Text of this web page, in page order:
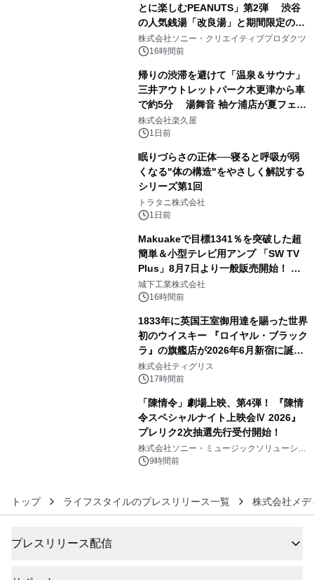
とに楽しむPEANUTS」第2弾 渋谷
の人気銭湯「改良湯」と期間限定のコ
ラボレーション サウナイキタイコラ
ボグッズも発売決定！
株式会社ソニー・クリエイティブプロダクツ
16時間前
帰りの渋滞を避けて「温泉＆サウナ」
三井アウトレットパーク木更津から車
で約5分 湯舞音 袖ケ浦店が夏フェア
メニューを提供
株式会社楽久屋
1日前
眠りづらさの正体──寝ると呼吸が弱
くなる"体の構造"をやさしく解説する
シリーズ第1回
トラタニ株式会社
1日前
Makuakeで目標1341％を突破した超
簡単＆小型テレビ用アンプ 「SW TV
Plus」8月7日より一般販売開始！ ケ
ーブル1本つなぐだけ、テレビの音が
ぐっと豊かに
城下工業株式会社
16時間前
1833年に英国王室御用達を賜った世界
初のウイスキー 『ロイヤル・ブラック
ラ』の旗艦店が2026年6月新宿に誕
生 バカルディ ジャパンと連携した
没入型バー「BAR Arca」
株式会社ティグリス
17時間前
「陳情令」劇場上映、第4弾！ 『陳情
令スペシャルナイト上映会Ⅳ 2026』
プレリク2次抽選先行受付開始！
株式会社ソニー・ミュージックソリューショ
ンズ9時間前
トップ ライフスタイルのプレスリリース一覧 株式会社メデ
プレスリリース配信